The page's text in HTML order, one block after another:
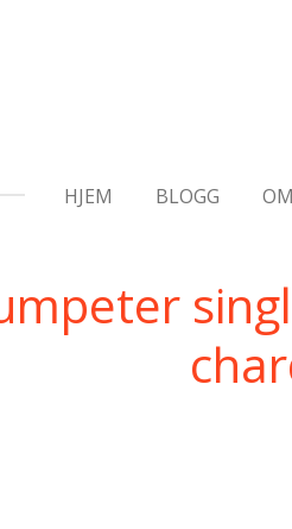
HJEM BLOGG OM